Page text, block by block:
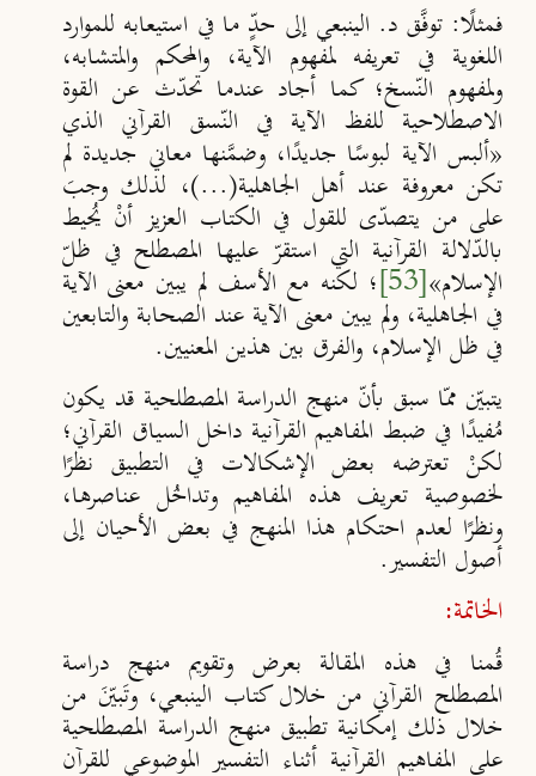
فمثلًا: توفَّق د. الينبعي إلى حدٍّ ما في استيعابه للموارد
اللغوية في تعريفه لمفهوم الآية، والمحكم والمتشابه،
ولمفهوم النّسخ؛ كما أجاد عندما تحدّث عن القوة
الاصطلاحية للفظ الآية في النّسق القرآني الذي
«ألبس الآية لبوسًا جديدًا، وضمَّنها معاني جديدة لم
تكن معروفة عند أهل الجاهلية(...)، لذلك وجبَ
على من يتصدّى للقول في الكتاب العزيز أنْ يُحيط
بالدّلالة القرآنية التي استقرّ عليها المصطلح في ظلّ
الإسلام»[53] ؛ لكنه مع الأسف لم يبين معنى الآية
في الجاهلية، ولم يبين معنى الآية عند الصحابة والتابعين
في ظل الإسلام، والفرق بين هذين المعنيين.
يتبيّن ممّا سبق بأنّ منهج الدراسة المصطلحية قد يكون
مُفيدًا في ضبط المفاهيم القرآنية داخل السياق القرآني؛
لكنْ تعترضه بعض الإشكالات في التطبيق نظرًا
لخصوصية تعريف هذه المفاهيم وتداخُل عناصرها،
ونظرًا لعدم احتكام هذا المنهج في بعض الأحيان إلى
أصول التفسير.
الخاتمة:
قُمنا في هذه المقالة بعرض وتقويم منهج دراسة
المصطلح القرآني من خلال كتاب الينبعي، وتَبيّنَ من
خلال ذلك إمكانية تطبيق منهج الدراسة المصطلحية
على المفاهيم القرآنية أثناء التفسير الموضوعي للقرآن